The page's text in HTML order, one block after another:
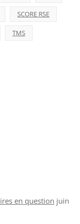
SCORE RSE
TMS
en question juin